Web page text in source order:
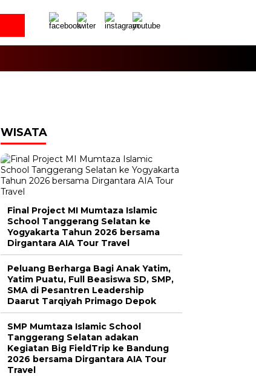
WISATA
Final Project MI Mumtaza Islamic
School Tanggerang Selatan ke
Yogyakarta Tahun 2026 bersama
Dirgantara AIA Tour Travel
Peluang Berharga Bagi Anak Yatim,
Yatim Puatu, Full Beasiswa SD, SMP,
SMA di Pesantren Leadership
Daarut Tarqiyah Primago Depok
SMP Mumtaza Islamic School
Tanggerang Selatan adakan
Kegiatan Big FieldTrip ke Bandung
2026 bersama Dirgantara AIA Tour
Travel